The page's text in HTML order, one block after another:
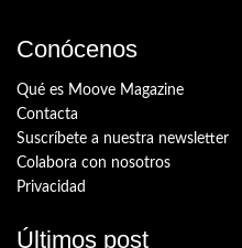
Conócenos
Qué es Moove Magazine
Contacta
Suscríbete a nuestra newsletter
Colabora con nosotros
Privacidad
Últimos post